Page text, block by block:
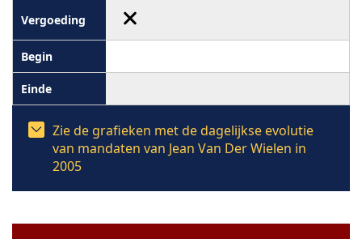
Zie de grafieken met de dagelijkse evolutie
van mandaten van Jean Van Der Wielen in
2005